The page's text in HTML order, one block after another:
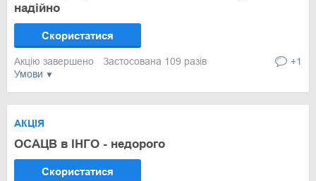
Умови
надійно
Скористатися
Акцію завершено Застосована 109 разів +1
АКЦІЯ
ОСАЦВ в ІНГО - недорого
Скористатися